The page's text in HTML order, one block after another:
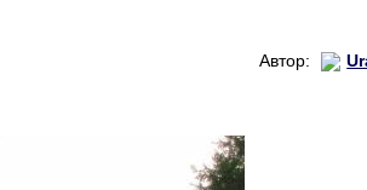
Автор: